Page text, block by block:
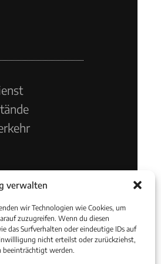
verwalten
wir Technologien wie Cookies, um
zuzugreifen. Wenn du diesen
das Surfverhalten oder eindeutige IDs auf
nicht erteilst oder zurückziehst,
beeinträchtigt werden.